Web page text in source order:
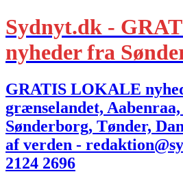
Sydnyt.dk -
nyheder fra
GRATIS LOKALE
grænselandet,
Sønderborg, Tønder,
af verden -
2124 2696